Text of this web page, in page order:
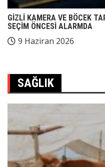
GİZLİ KAMERA VE BÖCEK
SEÇİM ÖNCESİ ALARMDA
9 Haziran 2026
SAĞLIK